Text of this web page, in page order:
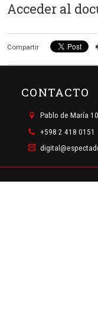
Acceder al
Compartir
CONTACTO
Pablo de María
+598 2 418 0151